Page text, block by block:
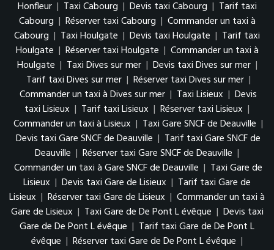
Honfleur | Taxi Cabourg | Devis taxi Cabourg | Tarif taxi
Cabourg | Réserver taxi Cabourg | Commander un taxi à
Cabourg | Taxi Houlgate | Devis taxi Houlgate | Tarif taxi
Houlgate | Réserver taxi Houlgate | Commander un taxi à
Houlgate | Taxi Dives sur mer | Devis taxi Dives sur mer |
Tarif taxi Dives sur mer | Réserver taxi Dives sur mer |
Commander un taxi à Dives sur mer | Taxi Lisieux | Devis
taxi Lisieux | Tarif taxi Lisieux | Réserver taxi Lisieux |
Commander un taxi à Lisieux | Taxi Gare SNCF de Deauville |
Devis taxi Gare SNCF de Deauville | Tarif taxi Gare SNCF de
Deauville | Réserver taxi Gare SNCF de Deauville |
Commander un taxi à Gare SNCF de Deauville | Taxi Gare de
Lisieux | Devis taxi Gare de Lisieux | Tarif taxi Gare de
Lisieux | Réserver taxi Gare de Lisieux | Commander un taxi à
Gare de Lisieux | Taxi Gare de De Pont L évêque | Devis taxi
Gare de De Pont L évêque | Tarif taxi Gare de De Pont L
évêque | Réserver taxi Gare de De Pont L évêque |